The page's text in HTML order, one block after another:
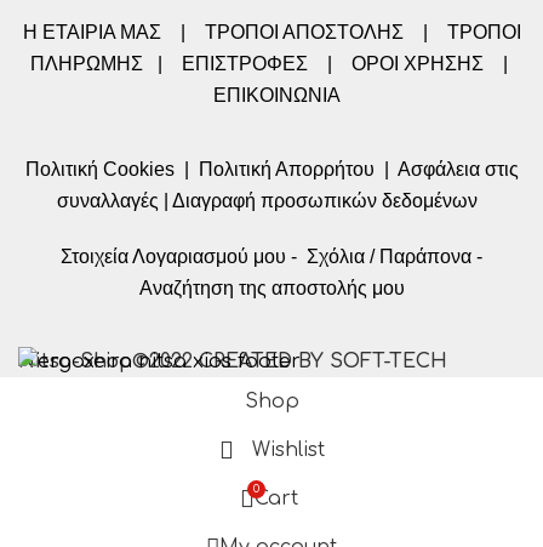
Η ΕΤΑΙΡΙΑ ΜΑΣ ΤΡΟΠΟΙ ΑΠΟΣΤΟΛΗΣ
ΤΡΟΠΟΙ
ΠΛΗΡΩΜΗΣ
ΕΠΙΣΤΡΟΦΕΣ ΟΡΟΙ ΧΡΗΣΗΣ
ΕΠΙΚΟΙΝΩΝΙΑ
Πολιτική Cookies| Πολιτική Απορρήτου
Ασφάλεια στις
συναλλαγές
Διαγραφή προσωπικών δεδομένων
Στοιχεία Λογαριασμού μου - Σχόλια / Παράπονα -
Αναζήτηση της αποστολής μου
Nitsa-Shop©2022 CREATED BY SOFT-TECH
Shop
Wishlist
0Cart